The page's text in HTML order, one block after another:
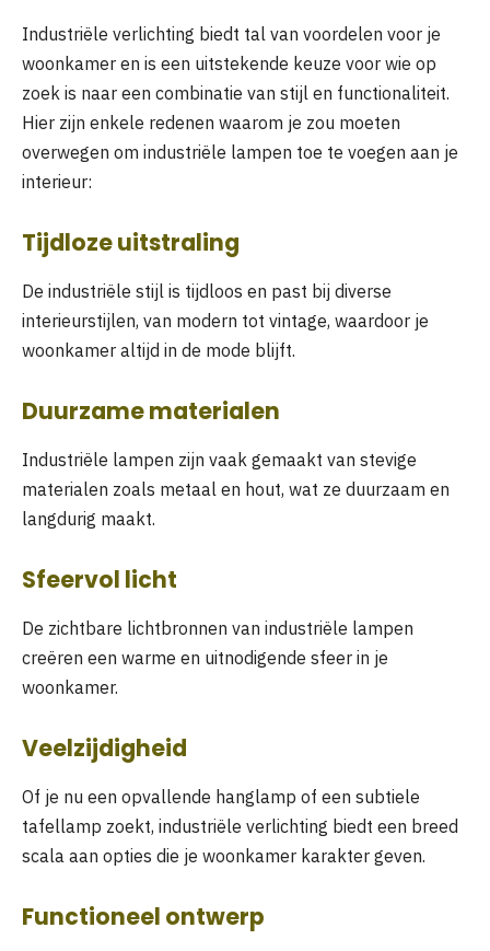
Industriële verlichting biedt tal van voordelen voor je
woonkamer en is een uitstekende keuze voor wie op
zoek is naar een combinatie van stijl en functionaliteit.
Hier zijn enkele redenen waarom je zou moeten
overwegen om industriële lampen toe te voegen aan je
interieur:
Tijdloze uitstraling
De industriële stijl is tijdloos en past bij diverse
interieurstijlen, van modern tot vintage, waardoor je
woonkamer altijd in de mode blijft.
Duurzame materialen
Industriële lampen zijn vaak gemaakt van stevige
materialen zoals metaal en hout, wat ze duurzaam en
langdurig maakt.
Sfeervol licht
De zichtbare lichtbronnen van industriële lampen
creëren een warme en uitnodigende sfeer in je
woonkamer.
Veelzijdigheid
Of je nu een opvallende hanglamp of een subtiele
tafellamp zoekt, industriële verlichting biedt een breed
scala aan opties die je woonkamer karakter geven.
Functioneel ontwerp